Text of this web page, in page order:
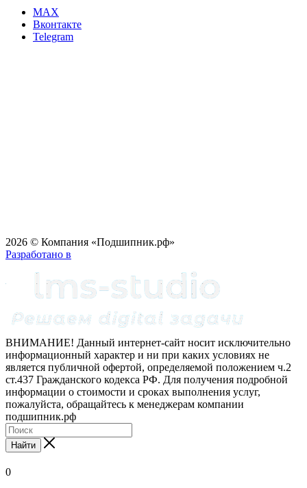
MAX
Вконтакте
Telegram
2026 © Компания «Подшипник.рф»
Разработано в
ВНИМАНИЕ! Данный интернет-сайт носит исключительно
информационный характер и ни при каких условиях не
является публичной офертой, определяемой положением ч.2
ст.437 Гражданского кодекса РФ. Для получения подробной
информации о стоимости и сроках выполнения услуг,
пожалуйста, обращайтесь к менеджерам компании
подшипник.рф
Найти
0